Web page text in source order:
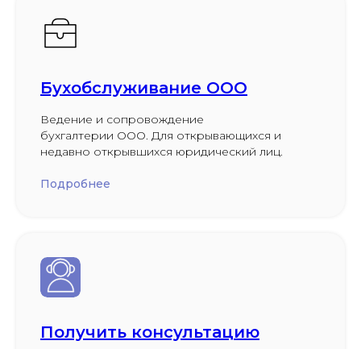
Бухобслуживание ООО
Ведение и сопровождение
бухгалтерии ООО. Для открывающихся и
недавно открывшихся юридический лиц.
Подробнее
Получить консультацию